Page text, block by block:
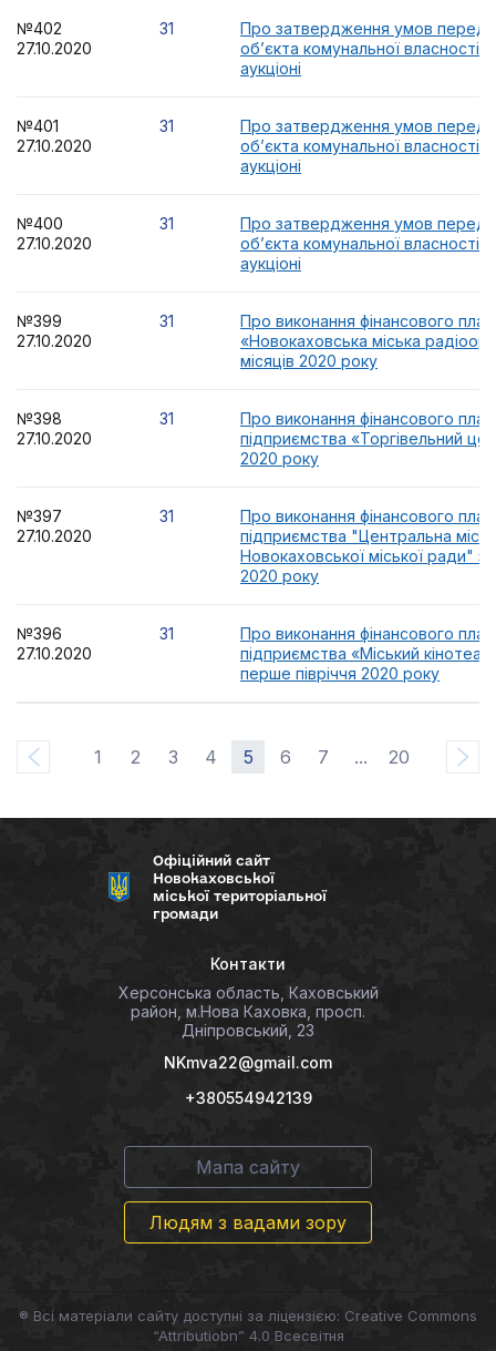
№402
27.10.2020
31
Про затвердження умов
об’єкта комунальної власності
аукціоні
№401
27.10.2020
31
Про затвердження умов
об’єкта комунальної власності
аукціоні
№400
27.10.2020
31
Про затвердження умов
об’єкта комунальної власності
аукціоні
№399
27.10.2020
31
Про виконання фінансового
«Новокаховська міська
місяців 2020 року
№398
27.10.2020
31
Про виконання фінансового
підприємства «Торгівельний
2020 року
№397
27.10.2020
31
Про виконання фінансового
підприємства "Центральна
Новокаховської міської ради"
2020 року
№396
27.10.2020
31
Про виконання фінансового
підприємства «Міський
перше півріччя 2020 року
1 2 3 4 5 6 7 ... 20
Офіційний сайт
Новокаховської
міської територіальної
громади
Контакти
Херсонська область, Каховський
район, м.Нова Каховка, просп.
Дніпровський, 23
NKmva22@gmail.com
+380554942139
Мапа сайту
Людям з вадами зору
® Всі матеріали сайту доступні за ліцензією: Creative Commons
“Attributiobn” 4.0 Всесвітня